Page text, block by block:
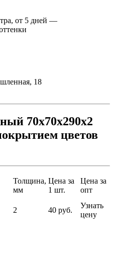
от 5 дней —
18
70х70х290х2
цветов
Толщина,
мм
Цена за
1 шт.
Цена за
опт
2 40 руб.
Узнать
цену